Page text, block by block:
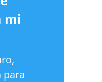
mi
para